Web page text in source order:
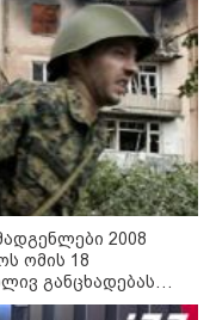
ვინც
მახაშვილი
2026
ყალბი
სოციალურ
საუბრობენ,
გარემოა რუსი
- პრემიერი
2008
ომის 18
განცხადებას